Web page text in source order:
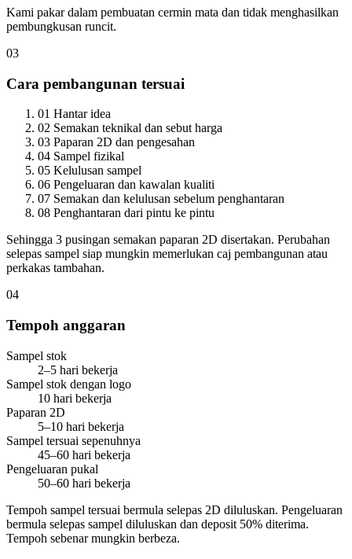
Kami pakar dalam pembuatan cermin mata dan tidak menghasilkan
pembungkusan runcit.
03
Cara pembangunan tersuai
01 Hantar idea
02 Semakan teknikal dan sebut harga
03 Paparan 2D dan pengesahan
04 Sampel fizikal
05 Kelulusan sampel
06 Pengeluaran dan kawalan kualiti
07 Semakan dan kelulusan sebelum penghantaran
08 Penghantaran dari pintu ke pintu
Sehingga 3 pusingan semakan paparan 2D disertakan. Perubahan
selepas sampel siap mungkin memerlukan caj pembangunan atau
perkakas tambahan.
04
Tempoh anggaran
Sampel stok
2–5 hari bekerja
Sampel stok dengan logo
10 hari bekerja
Paparan 2D
5–10 hari bekerja
Sampel tersuai sepenuhnya
45–60 hari bekerja
Pengeluaran pukal
50–60 hari bekerja
Tempoh sampel tersuai bermula selepas 2D diluluskan. Pengeluaran
bermula selepas sampel diluluskan dan deposit 50% diterima.
Tempoh sebenar mungkin berbeza.